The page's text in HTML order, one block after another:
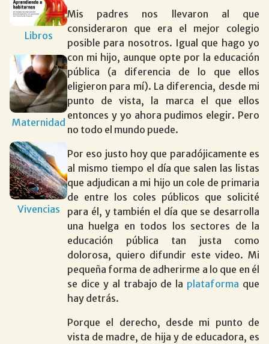
Libros
Maternidad
Vivencias
Mis padres nos llevaron al que
consideraron que era el mejor colegio
posible para nosotros. Igual que hago yo
con mi hijo, aunque opte por la educación
pública (a diferencia de lo que ellos
eligieron para mí). La diferencia, desde mi
punto de vista, la marca el que ellos
entonces y yo ahora pudimos elegir. Pero
no todo el mundo puede.
Por eso justo hoy que paradójicamente es
al mismo tiempo el día que salen las listas
que adjudican a mi hijo un cole de primaria
de entre los coles públicos que solicité
para él, y también el día que se desarrolla
una huelga en todos los sectores de la
educación pública tan justa como
dolorosa, quiero difundir este video. Mi
pequeña forma de adherirme a lo que en él
se dice y al trabajo de la plataforma que
hay detrás.
Porque el derecho, desde mi punto de
vista de madre, de hija y de educadora, es